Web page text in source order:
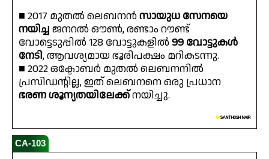
■ 2017 മുതൽ ലെബനൻസായുധ സേനയെ
നയിച്ച ജനറൽ ഔൺ, രണ്ടാം റൗണ്ട്
വോട്ടെടുപ്പിൽ 128 വോട്ടുകളിൽ 99 വോട്ടുകൾ
നേടി, ആവശ്യമായ ഭൂരിപക്ഷം മറികടന്നു.
■ 2022 ഒക്ടോബർ മുതൽ ലെബനനിൽ
പ്രസിഡന്റില്ല, ഇത് ലെബനനെ ഒരു പ്രധാന
ഭരണ ശൂന്യതയിലേക്ക്നയിച്ചു.
❤️SANTHOSH NAIR
CA-103